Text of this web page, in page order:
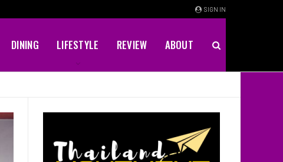
SIGN IN
DINING LIFESTYLE REVIEW ABOUT